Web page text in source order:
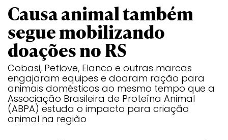
Causa animal também
segue mobilizando
doações no RS
Cobasi, Petlove, Elanco e outras marcas
engajaram equipes e doaram ração para
animais domésticos ao mesmo tempo que a
Associação Brasileira de Proteína Animal
(ABPA) estuda o impacto para criação
animal na região